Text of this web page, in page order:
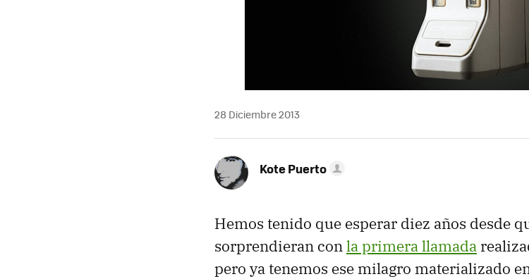
28 Diciembre 2013
Kote Puerto
Hemos tenido que esperar diez años desde
sorprendieran conla primera llamada
pero ya tenemos ese milagro materializado